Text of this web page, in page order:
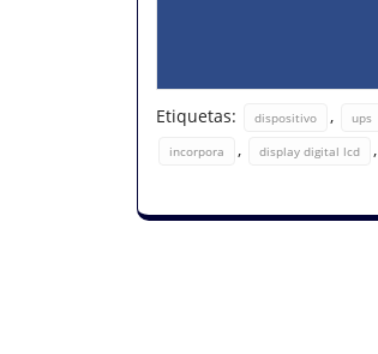
Etiquetas: dispositivo , ups
incorpora
, display digital lcd ,